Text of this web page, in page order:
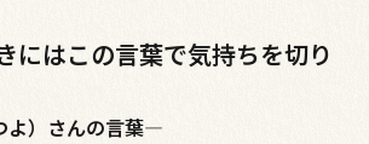
にはこの言葉で気持ちを切り
よ）さんの言葉―